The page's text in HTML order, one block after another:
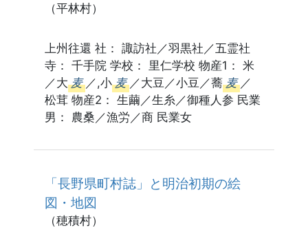
（平林村）
上州往還 社： 諏訪社／羽黒社／五霊社
寺： 千手院 学校： 里仁学校 物産1： 米
／大 麦 ／,小 麦 ／大豆／小豆／蕎 麦 ／
松茸 物産2： 生繭／生糸／御種人参 民業
男： 農桑／漁労／商 民業女
「長野県町村誌」と明治初期の絵
図・地図
（穂積村）